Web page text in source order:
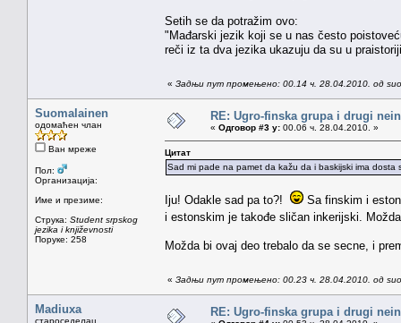
Setih se da potražim ovo:
"Mađarski jezik koji se u nas često
reči iz ta dva jezika ukazuju da su u
« Задњи пут промењено: 00.14 ч. 28.04.2010. од
Suomalainen
одомаћен члан
Ван мреже
Пол:
Организација:
Име и презиме:
Струка: Student srpskog
jezika i književnosti
Поруке: 258
RE: Ugro-finska grupa i drugi
« Одговор #3 у: 00.06 ч. 28.04.2010. »
Цитат
Sad mi pade na pamet da kažu da i baskijski ima dosta
Iju! Odakle sad pa to?!
Sa finskim i
i estonskim je takođe sličan inkerijski.
Možda bi ovaj deo trebalo da se secne, i
« Задњи пут промењено: 00.23 ч. 28.04.2010. од
Madiuxa
староседелац
RE: Ugro-finska grupa i drugi